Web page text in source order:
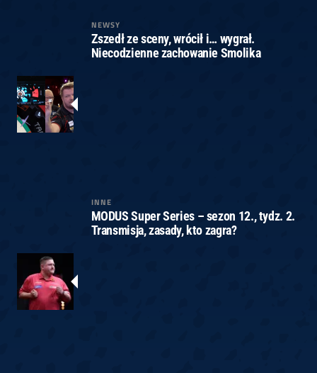
NEWSY
Zszedł ze sceny, wrócił i… wygrał.
Niecodzienne zachowanie Smolika
INNE
MODUS Super Series – sezon 12., tydz. 2.
Transmisja, zasady, kto zagra?